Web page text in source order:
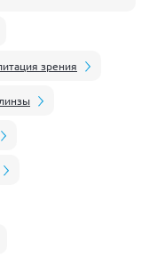
зрения